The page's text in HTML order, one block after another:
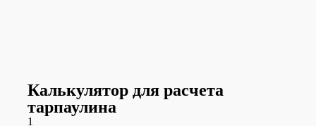
Калькулятор для расчета
тарпаулина
1